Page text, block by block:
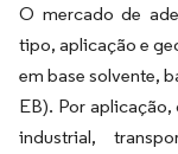
O mercado de
tipo, aplicação e
em base solvente,
EB). Por
industrial,